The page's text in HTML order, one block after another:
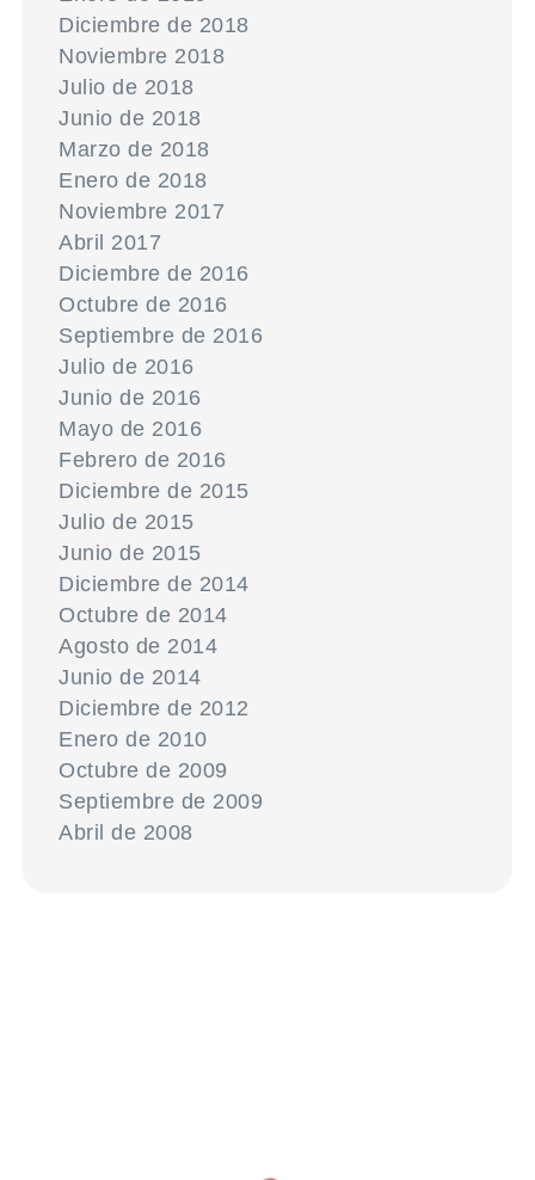
Diciembre de 2018
Noviembre 2018
Julio de 2018
Junio de 2018
Marzo de 2018
Enero de 2018
Noviembre 2017
Abril 2017
Diciembre de 2016
Octubre de 2016
Septiembre de 2016
Julio de 2016
Junio de 2016
Mayo de 2016
Febrero de 2016
Diciembre de 2015
Julio de 2015
Junio de 2015
Diciembre de 2014
Octubre de 2014
Agosto de 2014
Junio de 2014
Diciembre de 2012
Enero de 2010
Octubre de 2009
Septiembre de 2009
Abril de 2008